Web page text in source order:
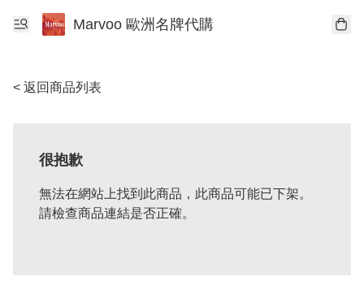
Marvoo 歐洲名牌代購
< 返回商品列表
很抱歉
無法在網站上找到此商品，此商品可能已下架。
請檢查商品連結是否正確。